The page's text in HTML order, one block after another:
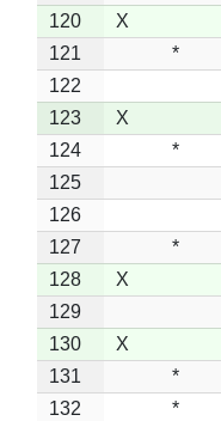
120
X
121
*
122
123
X
124
*
125
126
127
*
128
X
129
130
X
131
*
132
*